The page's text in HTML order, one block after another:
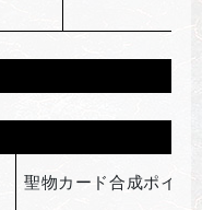
聖物カード合成ポイン